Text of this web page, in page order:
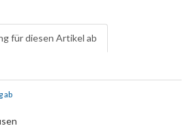
für diesen Artikel ab
ab